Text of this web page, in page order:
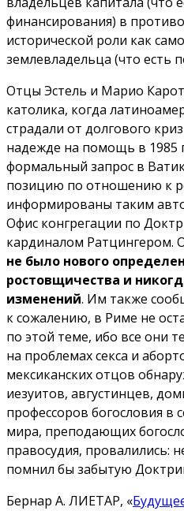
финансирования) в
исторической роли как
землевладельца (что есть
Отцы Эстель и Марио
католика, когда
страдали от долгового
надежде на помощь в 1985
формальный запрос в
позицию по отношению к
информированы таким
Офис конгрегации по
кардиналом Ратцингером.
не было нового
ростовщичества и
изменений. Им также
к сожалению, в Риме не
по этой теме, ибо все они
на проблемах секса и
мексиканских отцов
иезуитов, августинцев,
профессоров богословия в
мира, преподающих
правосудия, провалились:
помнил бы забытую
Бернар А. ЛИЕТАР, «